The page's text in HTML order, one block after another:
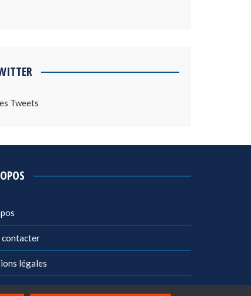
Tweets
contacter
légales
de confidentialité